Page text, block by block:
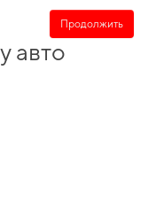
Продолжить